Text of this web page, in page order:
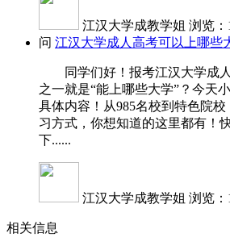
江汉大学成教学姐 浏览：
问 江汉大学成人高考可以上哪些
同学们好！报考江汉大学成人
之一就是“能上哪些大学”？今天
具体内容！从985名校到特色院
习方式，你想知道的这里都有！
下......
江汉大学成教学姐 浏览：
相关信息